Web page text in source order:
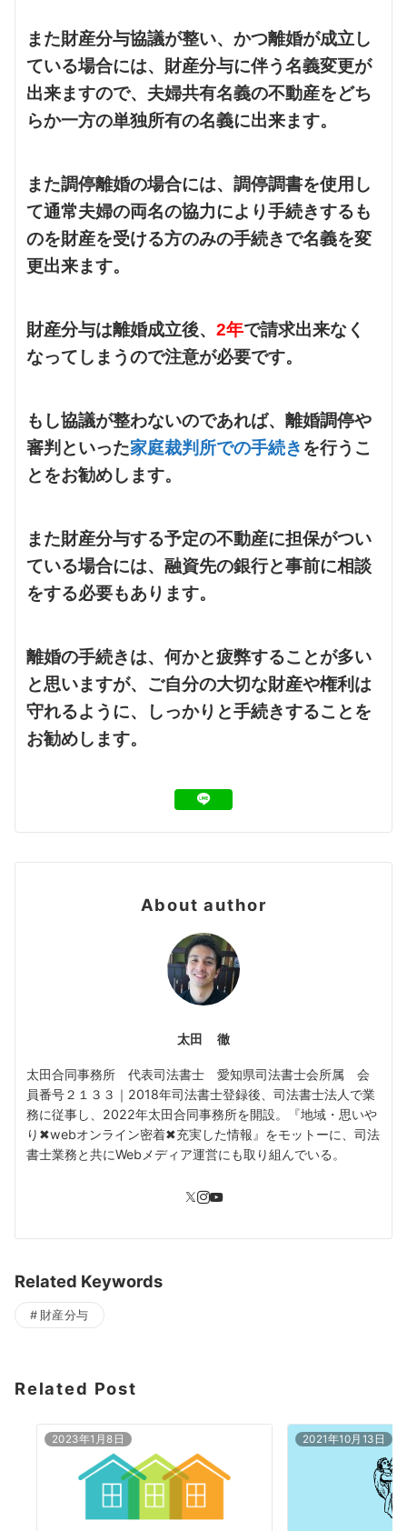
また財産分与協議が整い、かつ離婚が成立し
ている場合には、財産分与に伴う名義変更が
出来ますので、夫婦共有名義の不動産をどち
らか一方の単独所有の名義に出来ます。
また調停離婚の場合には、調停調書を使用し
て通常夫婦の両名の協力により手続きするも
のを財産を受ける方のみの手続きで名義を変
更出来ます。
財産分与は離婚成立後、 2年で請求出来なく
なってしまうので注意が必要です。
もし協議が整わないのであれば、離婚調停や
審判といった家庭裁判所での手続き を行うこ
とをお勧めします。
また財産分与する予定の不動産に担保がつい
ている場合には、融資先の銀行と事前に相談
をする必要もあります。
離婚の手続きは、何かと疲弊することが多い
と思いますが、ご自分の大切な財産や権利は
守れるように、しっかりと手続きすることを
お勧めします。
About author
太田 徹
太田合同事務所 代表司法書士 愛知県司法書士会所属 会
員番号２１３３｜2018年司法書士登録後、司法書士法人で業
務に従事し、2022年太田合同事務所を開設。『地域・思いや
り✖︎webオンライン密着✖︎充実した情報』をモットーに、司法
書士業務と共にWebメディア運営にも取り組んでいる。
Related Keywords
財産分与
Related Post
2023年1月8日 2021年10月13日